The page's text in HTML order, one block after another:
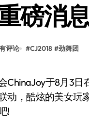
磅消
评论 #CJ2018 #劲舞团
动，酷炫的美女玩
!